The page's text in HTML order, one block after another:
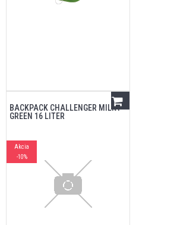
BACKPACK CHALLENGER MILKY
GREEN 16 LITER
Akcia
-10%